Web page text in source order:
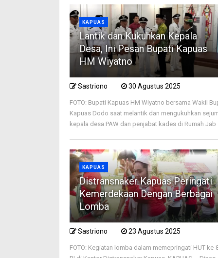
KAPUAS
Lantik dan Kukuhkan Kepala
Desa, Ini Pesan Bupati Kapuas
HM Wiyatno
Sastriono 30 Agustus 2025
FOTO: Bupati Kapuas HM Wiyatno bersama Wakil
Kapuas Dodo saat melantik dan mengukuhkan
kepala desa PAW dan penjabat kades di Rumah Jab ...
KAPUAS
Distransnaker Kapuas Peringati
Kemerdekaan Dengan Berbagai
Lomba
Sastriono 23 Agustus 2025
FOTO: Kegiatan lomba dalam memepringati HUT ke-